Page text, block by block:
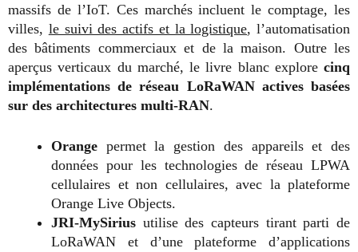
massifs de l’IoT. Ces marchés incluent le comptage, les
villes, le suivi des actifs et la logistique, l’automatisation
des bâtiments commerciaux et de la maison. Outre les
aperçus verticaux du marché, le livre blanc explore cinq
implémentations de réseau LoRaWAN actives basées
sur des architectures multi-RAN.
Orange permet la gestion des appareils et des
données pour les technologies de réseau LPWA
cellulaires et non cellulaires, avec la plateforme
Orange Live Objects.
JRI-MySirius utilise des capteurs tirant parti de
LoRaWAN et d’une plateforme d’applications